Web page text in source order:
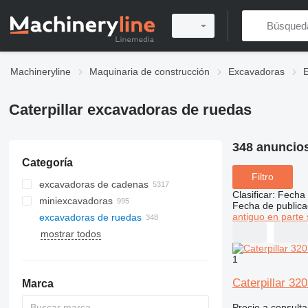
Machineryline Maquinaria de construcción Excavadoras
Caterpillar excavadoras de ruedas
Categoría
excavadoras de cadenas
miniexcavadoras
excavadoras de ruedas
mostrar todos
Marca
348
Filtro
Clasificar: Fecha
Fecha de
antiguo en parte
1
Caterpillar